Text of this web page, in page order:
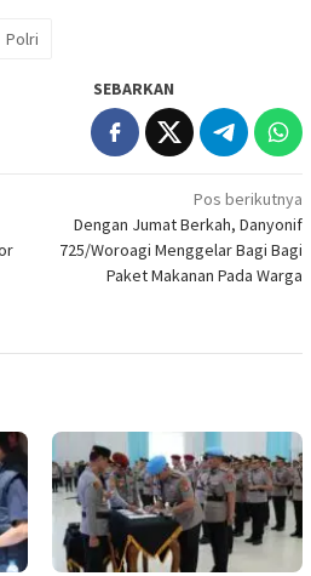
Polri
SEBARKAN
Pos berikutnya
Dengan Jumat Berkah, Danyonif
725/Woroagi Menggelar Bagi Bagi
Paket Makanan Pada Warga